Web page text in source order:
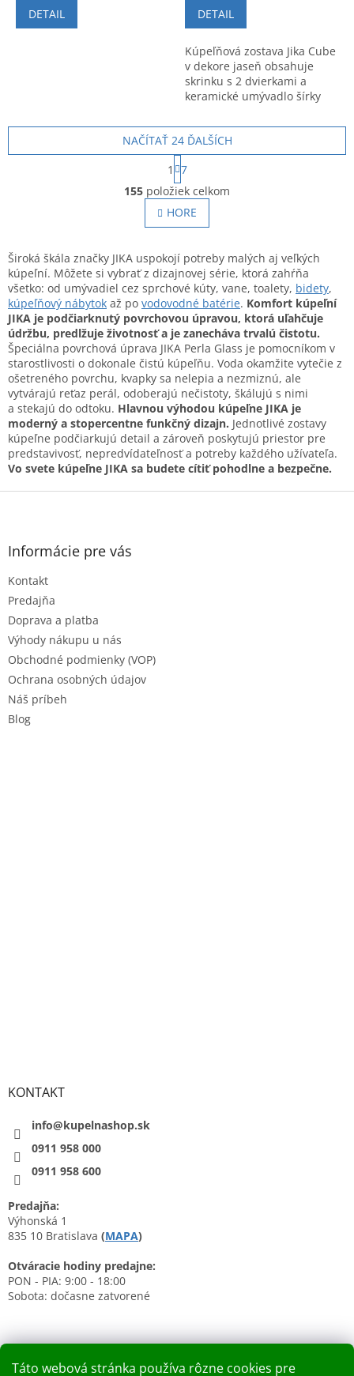
Táto webová stránka používa rôzne cookies pre
DETAIL DETAIL
Kúpeľňová zostava Jika Cube
v dekore jaseň obsahuje
skrinku s 2 dvierkami a
keramické umývadlo šírky
dizajn. Kód:
H4536511765141.
O
v
l
á
a
c
i
e
p
r
v
k
y
v
ý
p
i
s
u
NAČÍTAŤ 24 ĎALŠÍCH
S
t
r
á
n
k
v
a
n
i
e
1
7
155 položiek celkom
HORE
Široká škála značky JIKA uspokojí potreby malých aj veľkých
kúpeľní. Môžete si vybrať z dizajnovej série, ktorá zahŕňa
všetko: od umývadiel cez sprchové kúty, vane, toalety, bidety,
kúpeľňový nábytok až po vodovodné batérie. Komfort kúpeľní
JIKA je podčiarknutý povrchovou úpravou, ktorá uľahčuje
údržbu, predlžuje životnosť a je zanecháva trvalú čistotu.
Špeciálna povrchová úprava JIKA Perla Glass je pomocníkom v
starostlivosti o dokonale čistú kúpeľňu. Voda okamžite vytečie z
ošetreného povrchu, kvapky sa nelepia a nezmiznú, ale
vytvárajú reťaz perál, odoberajú nečistoty, škálujú s nimi
a stekajú do odtoku. Hlavnou výhodou kúpeľne JIKA je
moderný a stopercentne funkčný dizajn. Jednotlivé zostavy
kúpeľne podčiarkujú detail a zároveň poskytujú priestor pre
predstavivosť, nepredvídateľnosť a potreby každého užívateľa.
Vo svete kúpeľne JIKA sa budete cítiť pohodlne a bezpečne.
Z
Informácie pre vás
Kontakt
Predajňa
Doprava a platba
Výhody nákupu u nás
Obchodné podmienky (VOP)
Ochrana osobných údajov
Náš príbeh
Blog
KONTAKT
info@kupelnashop.sk
0911 958 000
0911 958 600
Predajňa:
Výhonská 1
835 10 Bratislava (MAPA)
Otváracie hodiny predajne:
PON - PIA: 9:00 - 18:00
Sobota: dočasne zatvorené